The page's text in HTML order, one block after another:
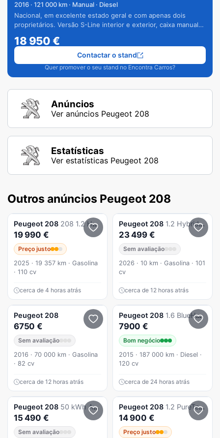
2016 · 121 000 km · Manual · Diesel
Nacional, em excelente estado geral e com apenas dois
proprietários. Versão S-Line interior e exterior, caixa manual
18 950€
Quer promover o seu stand no Encontra Carros?
Contactar o stand
Anúncios
Ver anúncios Peugeot 208
Estatísticas
Ver estatísticas Peugeot 208
Outros anúncios Peugeot 208
Peugeot 208 208 1.2 Hybrid Allure e-DCS6
19 990 €
Preço justo
2025 · 19 357 km · Gasolina
· 110 cv
cerca de 4 horas atrás
Peugeot 208 1.2 Hybrid Allure e-DCS6
23 499 €
Sem avaliação
2026 · 10 km · Gasolina · 101
cv
cerca de 12 horas atrás
Peugeot 208
6750 €
Sem avaliação
2016 · 70 000 km · Gasolina
· 82 cv
cerca de 12 horas atrás
Peugeot 208 1.6 BlueHDi Allure
7900 €
Bom negócio
2015 · 187 000 km · Diesel ·
120 cv
cerca de 24 horas atrás
Peugeot 208 50 kWh Active
15 490 €
Sem avaliação
Peugeot 208 1.2 PureTech Allure Pack
14 900 €
Preço justo